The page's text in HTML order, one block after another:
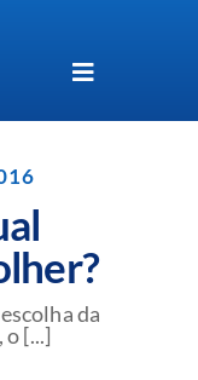
Toggle
Navigation
da
[...]